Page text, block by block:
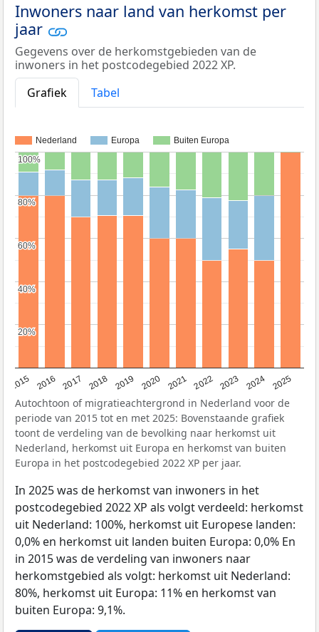
Inwoners naar land van herkomst per
jaar
Gegevens over de herkomstgebieden van de
inwoners in het postcodegebied 2022 XP.
Grafiek
Tabel
Nederland Europa Buiten Europa
2015 2016 2017 2018 2019 2020 2021 2022 2023 2024 2025
20%
20%
40%
40%
60%
60%
80%
80%
100%
100%
Autochtoon of migratieachtergrond in Nederland voor de
periode van 2015 tot en met 2025: Bovenstaande grafiek
toont de verdeling van de bevolking naar herkomst uit
Nederland, herkomst uit Europa en herkomst van buiten
Europa in het postcodegebied 2022 XP per jaar.
In 2025 was de herkomst van inwoners in het
postcodegebied 2022 XP als volgt verdeeld: herkomst
uit Nederland: 100%, herkomst uit Europese landen:
0,0% en herkomst uit landen buiten Europa: 0,0% En
in 2015 was de verdeling van inwoners naar
herkomstgebied als volgt: herkomst uit Nederland:
80%, herkomst uit Europa: 11% en herkomst van
buiten Europa: 9,1%.